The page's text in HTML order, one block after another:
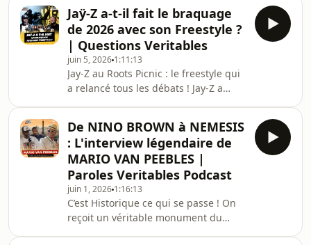
Monde 202
reconnaissable entre mille, qui a
donné une âme à certains des plus
grands classiques du hip-hop. Avec
Driver, véritable expert de la West
Coast, on revient sur le parcours de
Nate Dogg, son héritage, son style
inimitable, et les collaborations qui
ont construit sa lége
Jaÿ-Z a-t-il fait le braquage
de 2026 avec son Freestyle ?
| Questions Veritables
juin 5, 2026 1:11:13
Jay-Z au Roots Picnic : le freestyle qui
a relancé tous les débats ! Jay-Z a
Philadelphie, avec une performance
très attendue aux côtés de The Roots
et un freestyle a cappella qui a
immédiatement fait parler dans le
monde du hip-hop. Ce retour sur
scène a été présenté comme l’un de
ses rares grands concerts solo
récents, avec un set mêl
De NINO BROWN à NEMESIS
: L'interview légendaire de
MARIO VAN PEEBLES |
Paroles Veritables Podcast
juin 1, 2026 1:16:13
C’est Historique ce qui se passe ! On
reçoit un véritable monument du